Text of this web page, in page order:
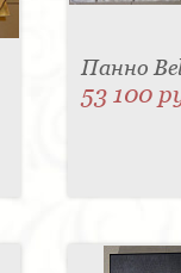
Панно
53 100